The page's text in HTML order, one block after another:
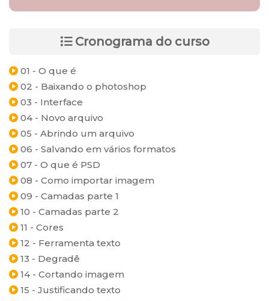
Cronograma do curso
01 - O que é
02 - Baixando o photoshop
03 - Interface
04 - Novo arquivo
05 - Abrindo um arquivo
06 - Salvando em vários formatos
07 - O que é PSD
08 - Como importar imagem
09 - Camadas parte 1
10 - Camadas parte 2
11 - Cores
12 - Ferramenta texto
13 - Degradê
14 - Cortando imagem
15 - Justificando texto